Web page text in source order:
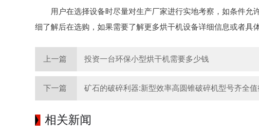
用户在选择设备时尽量对生产厂家进行实地考察，如条件
细了解后在选购，如果需要了解更多烘干机设备详细信息或者具
上一篇 投资一台环保小型烘干机需要多少钱
下一篇 矿石的破碎利器:新型效率高圆锥破碎机型号齐全
相关新闻